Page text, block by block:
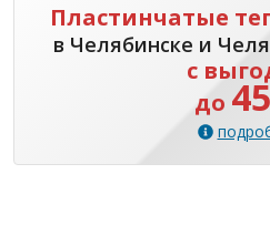
Пластинчатые
в Челябинске и
с
до